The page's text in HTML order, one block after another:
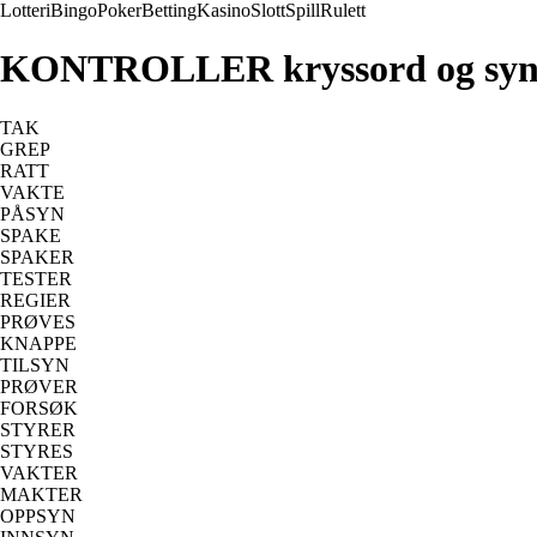
LotteriBingoPokerBettingKasinoSlottSpillRulett
KONTROLLER kryssord og
TAK
GREP
RATT
VAKTE
PÅSYN
SPAKE
SPAKER
TESTER
REGIER
PRØVES
KNAPPE
TILSYN
PRØVER
FORSØK
STYRER
STYRES
VAKTER
MAKTER
OPPSYN